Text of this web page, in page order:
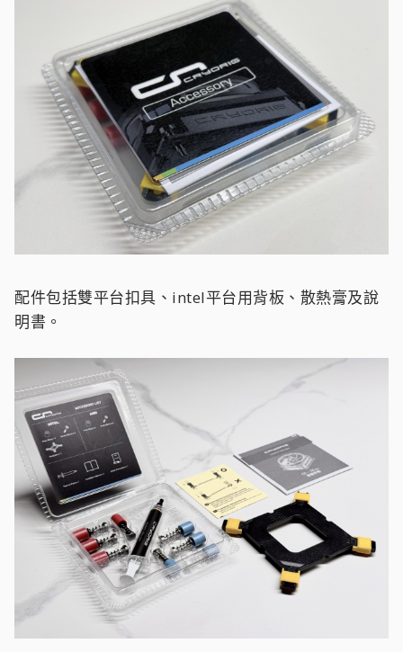
配件包括雙平台扣具、intel平台用背板、散熱膏及說
明書。